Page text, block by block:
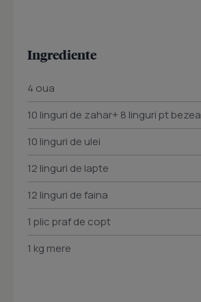
Ingrediente
4 oua
10 linguri de zahar+ 8 linguri pt bezea
10 linguri de ulei
12 linguri de lapte
12 linguri de faina
1 plic praf de copt
1 kg mere